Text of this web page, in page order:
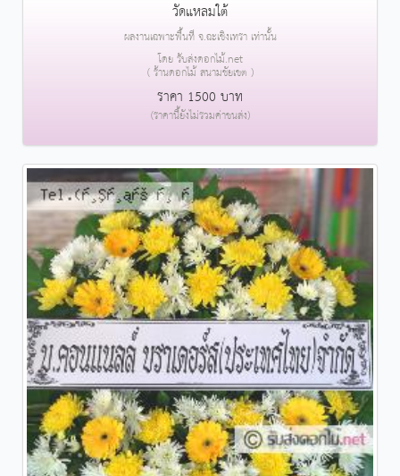
วัดแหลมใต้
ผลงานเฉพาะพื้นที่ จ.ฉะเชิงเทรา เท่านั้น
โดย รับส่งดอกไม้.net
( ร้านดอกไม้ สนามชัยเขต )
ราคา 1500 บาท
(ราคานี้ยังไม่รวมค่าขนส่ง)